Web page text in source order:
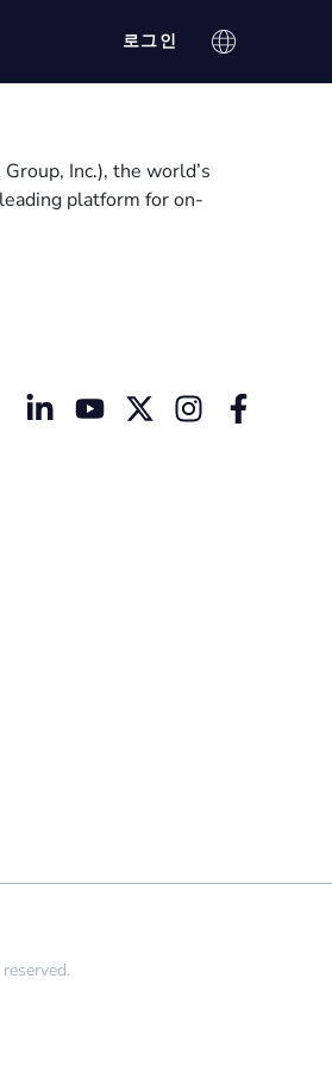
로그인
Inc.), the world’s
platform for on-